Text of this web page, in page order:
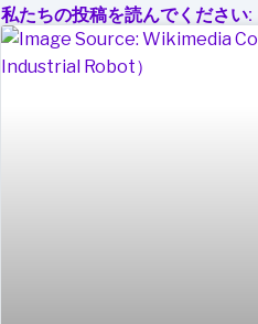
私たちの投稿を読んでください: